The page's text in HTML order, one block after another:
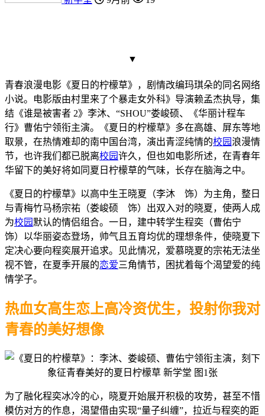
▼
青春浪漫电影《夏日的柠檬草》，剧情改编玛琪朵的同名网络
小说。电影版由村里来了个暴走女外科》导演赖孟杰执导，集
结《谁是被害者 2》李沐、“SHOU”娄峻硕、《华丽计程车
行》曹佑宁领衔主演。《夏日的柠檬草》多在高雄、屏东等地
取景，在热情难却的南中国台湾，演出青涩纯情的校园 浪漫情
节，也许我们都已脱离校园许久，但也如电影所述，在青春年
华留下的美好将如同夏日柠檬草的气味，长存在脑海之中。
《夏日的柠檬草》以高中生王晓夏（李沐 饰）为主角，整日
与青梅竹马杨宗祐（娄峻硕 饰）出双入对的晓夏，使两人成
为校园 默认的情侣组合。一日，建中转学生程奕（曹佑宁
饰）以华丽姿态登场，帅气且五育均优的理想条件，使晓夏下
定决心要向程奕展开追求。见此情况，爱慕晓夏的宗祐无法坐
视不管，在夏季开展的恋爱三角情节，困扰着每个渴望爱的纯
情学子。
热血女高生恋上高冷资优生，投射你我对
青春的美好想像
为了融化程奕冰冷的心，晓夏开始展开积极的攻势，甚至不惜
模仿对方的作息，渴望借由实现“量子纠缠”，拉近与程奕的距